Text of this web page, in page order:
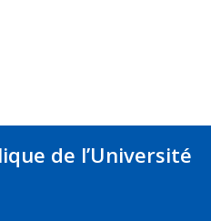
de l’Université